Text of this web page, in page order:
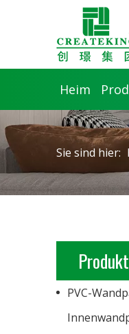
Heim
Sie sind hier: